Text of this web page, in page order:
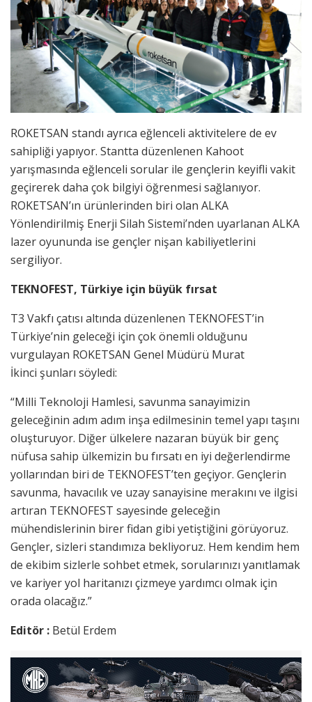
ROKETSAN standı ayrıca eğlenceli aktivitelere de ev
sahipliği yapıyor. Stantta düzenlenen Kahoot
yarışmasında eğlenceli sorular ile gençlerin keyifli vakit
geçirerek daha çok bilgiyi öğrenmesi sağlanıyor.
ROKETSAN’ın ürünlerinden biri olan ALKA
Yönlendirilmiş Enerji Silah Sistemi’nden uyarlanan ALKA
lazer oyununda ise gençler nişan kabiliyetlerini
sergiliyor.
TEKNOFEST, Türkiye için büyük fırsat
T3 Vakfı çatısı altında düzenlenen TEKNOFEST’in
Türkiye’nin geleceği için çok önemli olduğunu
vurgulayan ROKETSAN Genel Müdürü Murat
İkinci şunları söyledi:
“Milli Teknoloji Hamlesi, savunma sanayimizin
geleceğinin adım adım inşa edilmesinin temel yapı taşını
oluşturuyor. Diğer ülkelere nazaran büyük bir genç
nüfusa sahip ülkemizin bu fırsatı en iyi değerlendirme
yollarından biri de TEKNOFEST’ten geçiyor. Gençlerin
savunma, havacılık ve uzay sanayisine merakını ve ilgisi
artıran TEKNOFEST sayesinde geleceğin
mühendislerinin birer fidan gibi yetiştiğini görüyoruz.
Gençler, sizleri standımıza bekliyoruz. Hem kendim hem
de ekibim sizlerle sohbet etmek, sorularınızı yanıtlamak
ve kariyer yol haritanızı çizmeye yardımcı olmak için
orada olacağız.”
Editör : Betül Erdem